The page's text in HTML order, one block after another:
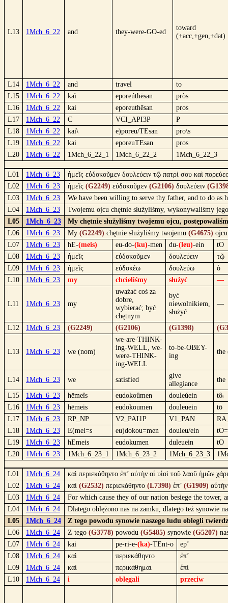
L13 1Mch_6_22 and they-were-GO-ed
toward
(+acc,+gen,+dat)
L14 1Mch_6_22 and travel
to
L15
1Mch_6_22 kaì eporeúthēsan
pròs
L16
1Mch_6_22 kai eporeuthēsan
pros
L17
1Mch_6_22 C VCI_API3P
P
L18
1Mch_6_22 kai\ e)poreu/TEsan
pro\s
L19
1Mch_6_22 kai eporeuTEsan
pros
L20
1Mch_6_22 1Mch_6_22_1 1Mch_6_22_2 1Mch_6_22_3
L01 1Mch_6_23
ἡμεῖς εὐδοκοῦμεν δουλεύειν τῷ πατρί σου καὶ
L02
1Mch_6_23 ἡμεῖς (G2249) εὐδοκοῦμεν (G2106) δουλεύειν
L03
1Mch_6_23
We have been willing to serve thy father, and to do as
L04
1Mch_6_23
Twojemu ojcu chętnie służyliśmy, wykonywaliśmy
L05
1Mch_6_23
My chętnie służyliśmy twojemu ojcu,
L06
1Mch_6_23 My (G2249) chętnie służyliśmy twojemu (G4675)
L07
1Mch_6_23 hE-(meis) eu-do-(ku)-men du-(leu)-ein
tO
L08
1Mch_6_23 ἡμεῖς εὐδοκοῦμεν δουλεύειν
τῷ
L09
1Mch_6_23 ἡμεῖς εὐδοκέω δουλεύω
ὁ
L10
1Mch_6_23 my chcieliśmy służyć —
L11 1Mch_6_23 my
uważać coś za
dobre,
wybierać; być
chętnym
być
niewolnikiem,
służyć
—
L12 1Mch_6_23 (G2249) (G2106) (G1398)
L13 1Mch_6_23 we (nom)
we-are-THINK-
ing-WELL, we-
were-THINK-
ing-WELL
to-be-OBEY-
ing
the
L14 1Mch_6_23 we satisfied
give
allegiance
the
L15 1Mch_6_23 hēmeîs eudokoûmen douleúein
tôᵢ
L16
1Mch_6_23 hēmeis eudokoumen douleuein
tō
L17
1Mch_6_23 RP_NP V2_PAI1P V1_PAN
L18
1Mch_6_23 E(mei=s eu)dokou=men douleu/ein
L19
1Mch_6_23 hEmeis eudokumen duleuein
tO
L20
1Mch_6_23 1Mch_6_23_1 1Mch_6_23_2 1Mch_6_23_3
L01 1Mch_6_24
καὶ περιεκάθηντο ἐπ’ αὐτὴν οἱ υἱοὶ τοῦ λαοῦ ἡμῶν
L02
1Mch_6_24 καὶ (G2532) περιεκάθηντο (L7398) ἐπ’ (G1909)
L03
1Mch_6_24
For which cause they of our nation besiege the tower,
L04
1Mch_6_24
Dlatego oblężono nas na zamku, dlatego też synowie
L05
1Mch_6_24
Z tego powodu synowie naszego ludu oblegli
L06
1Mch_6_24 Z tego (G3778) powodu (G5485) synowie (G5207)
L07
1Mch_6_24 kai pe-ri-e-(ka)-TEnt-o
ep’
L08
1Mch_6_24 καὶ περιεκάθηντο
ἐπ’
L09
1Mch_6_24 καί περικάθημαι
ἐπί
L10
1Mch_6_24 i oblegali przeciw